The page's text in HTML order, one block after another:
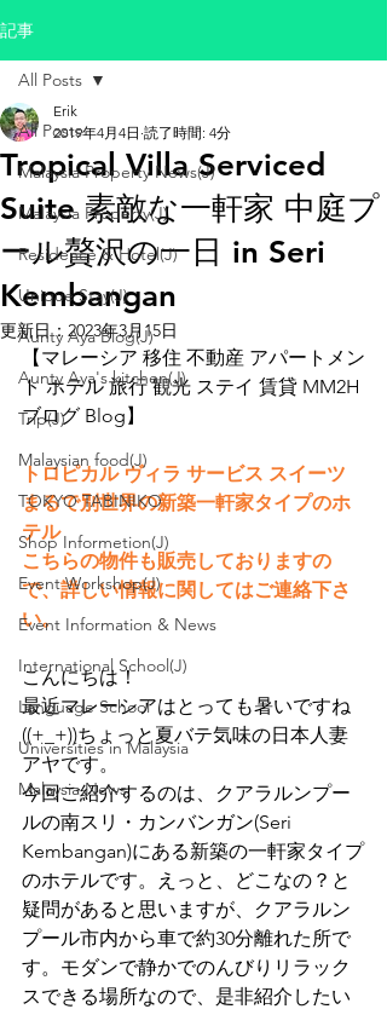
記事
All Posts
Malaysia Property News(J)
Malaysia Property(J)
Residence & Hotel(J)
Unique Stay(J)
Aunty Aya Blog(J)
Aunty Aya's kitchen(J)
Trip(J)
Malaysian food(J)
TOKYO TABINIKO
Shop Informetion(J)
Event Workshop(J)
Event Information & News
International School(J)
Language School
Universities in Malaysia
Malaysia News
All Posts
Tropical Villa Serviced
Suite 素敵な一軒家 中庭プ
ール贅沢の一日 in Seri
Kembangan
Erik
2019年4月4日 読了時間: 4分
更新日： 2023年3月15日
【マレーシア 移住 不動産 アパートメン
ト ホテル 旅行 観光 ステイ 賃貸 MM2H
ブログ Blog】
トロピカル ヴィラ サービス スイーツ
まるで別世界の新築一軒家タイプのホ
テル
こちらの物件も販売しておりますの
で、詳しい情報に関してはご連絡下さ
い。
こんにちは！
最近マレーシアはとっても暑いですね
((+_+))ちょっと夏バテ気味の日本人妻
アヤです。
今回ご紹介するのは、クアラルンプー
ルの南スリ・カンバンガン(Seri
Kembangan)にある新築の一軒家タイプ
のホテルです。えっと、どこなの？と
疑問があると思いますが、クアラルン
プール市内から車で約30分離れた所で
す。モダンで静かでのんびりリラック
スできる場所なので、是非紹介したい